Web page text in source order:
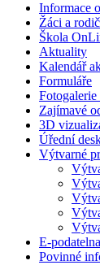
Informace
Žáci a
Škola
Aktuality
Kalendář
Formuláře
Zajímavé
3D
Úřední
Výtvarné
E-podatelna
Povinné